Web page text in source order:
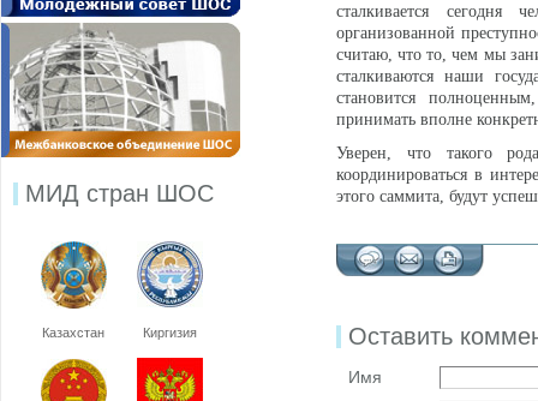
МИД стран ШОС
Казахстан Киргизия
сталкивается сегодня
организованной
считаю, что то, чем мы
сталкиваются наши
становится
принимать вполне
Уверен, что такого
координироваться в
этого саммита, будут
Оставить
Имя